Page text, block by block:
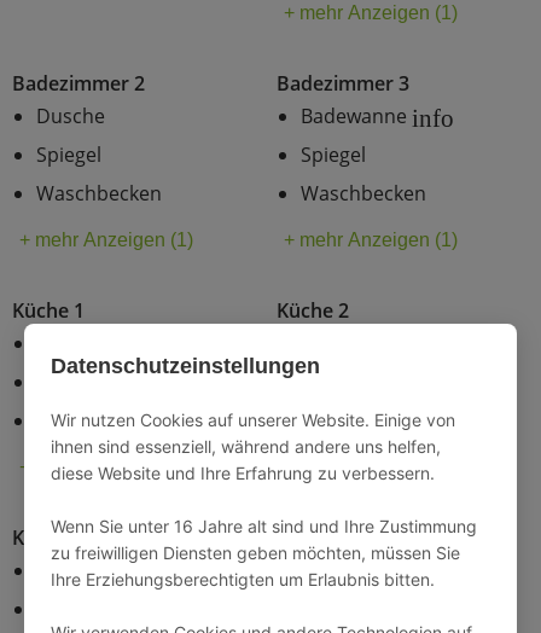
Datenschutzeinstellungen
Wir nutzen Cookies auf unserer Website. Einige von
ihnen sind essenziell, während andere uns helfen,
diese Website und Ihre Erfahrung zu verbessern.
Wenn Sie unter 16 Jahre alt sind und Ihre Zustimmung
zu freiwilligen Diensten geben möchten, müssen Sie
Ihre Erziehungsberechtigten um Erlaubnis bitten.
+ mehr Anzeigen (1)
Badezimmer 2
Dusche
Spiegel
Waschbecken
+ mehr Anzeigen (1)
Badezimmer 3
Badewanne info
Spiegel
Waschbecken
+ mehr Anzeigen (1)
Küche 1
Ceran-Kochfeld
Elektroherd
+ mehr Anzeigen (7)
Küche 2
Ceran-Kochfeld
Elektroherd
+ mehr Anzeigen (8)
Küche 3
Backofen
Hauswirtschaftsraum
Bügelbrett